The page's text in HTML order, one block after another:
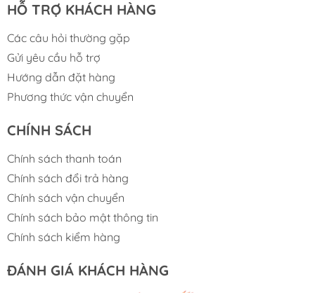
Sóng lớn, câu cá biển
8–10kg
HỖ TRỢ KHÁCH HÀNG
Các câu hỏi thường gặp
Gửi yêu cầu hỗ trợ
Hướng dẫn đặt hàng
Phương thức vận chuyển
CHÍNH SÁCH
Chính sách thanh toán
Chính sách đổi trả hàng
Chính sách vận chuyển
Chính sách bảo mật thông tin
Chính sách kiểm hàng
ĐÁNH GIÁ KHÁCH HÀNG